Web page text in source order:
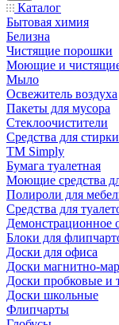
Каталог
Бытовая химия
Белизна
Чистящие порошки
Моющие и чистящие
Мыло
Освежитель воздуха
Пакеты для мусора
Стеклоочистители
Средства для стирки
TM Simply
Бумага туалетная
Моющие средства
Полироли для
Средства для
Демонстрационное
Блоки для
Доски для офиса
Доски магнитно-
Доски пробковые и
Доски школьные
Флипчарты